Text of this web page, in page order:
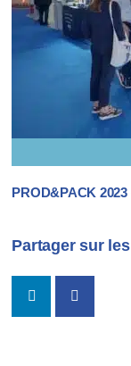
PROD&PACK
Partager sur